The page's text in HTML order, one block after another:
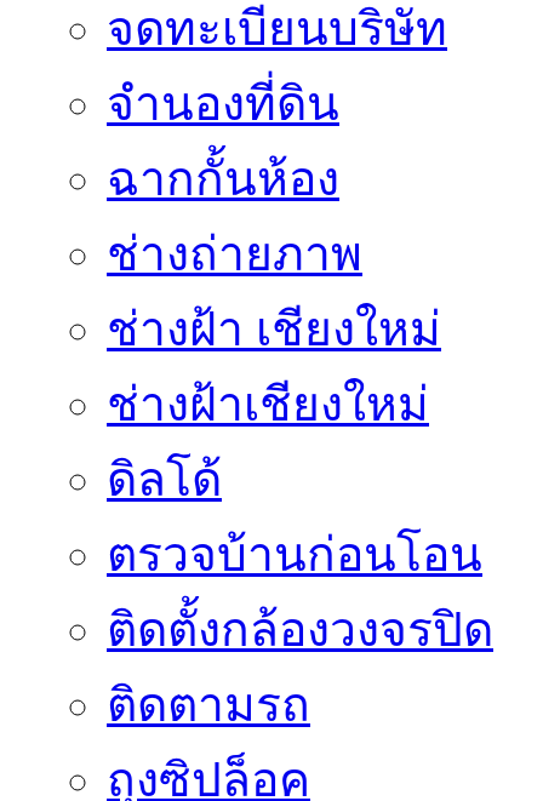
จดทะเบียนบริษัท
จำนองที่ดิน
ฉากกั้นห้อง
ช่างถ่ายภาพ
ช่างฝ้า เชียงใหม่
ช่างฝ้าเชียงใหม่
ดิลโด้
ตรวจบ้านก่อนโอน
ติดตั้งกล้องวงจรปิด
ติดตามรถ
ถุงซิปล็อค